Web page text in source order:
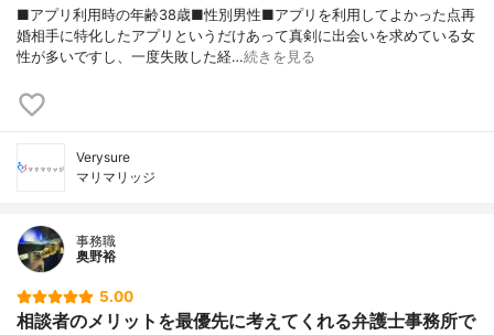
■アプリ利用時の年齢38歳■性別男性■アプリを利用してよかった点再
婚相手に特化したアプリというだけあって真剣に出会いを求めている女
性が多いですし、一度失敗した経…続きを見る
Verysure
マリマリッジ
事務職
奥野裕
5.00
相談者のメリットを最優先に考えてくれる弁護士事務所で